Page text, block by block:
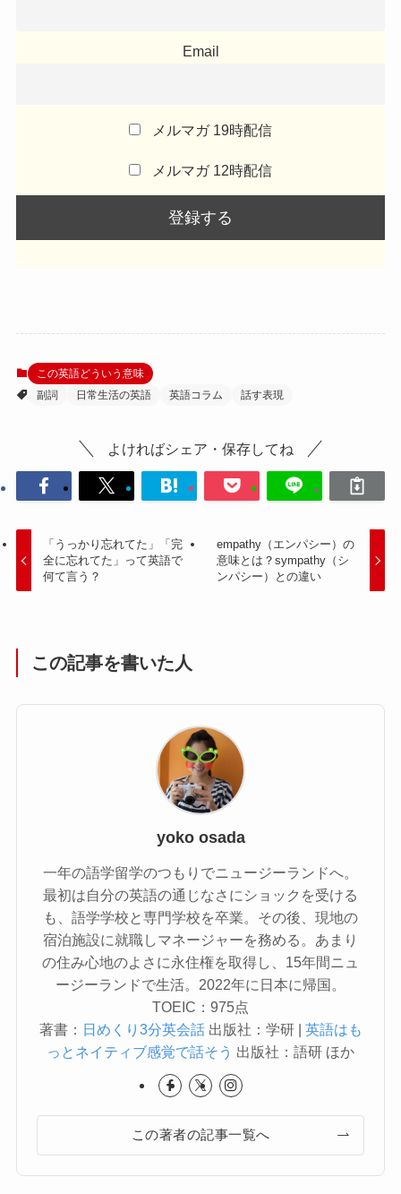
Email
メルマガ 19時配信
メルマガ 12時配信
この英語どういう意味
副詞
日常生活の英語 英語コラム 話す表現
よければシェア・保存してね
「うっかり忘れてた」「完
全に忘れてた」って英語で
何て言う？
empathy（エンパシー）の
意味とは？sympathy（シ
ンパシー）との違い
この記事を書いた人
yoko osada
一年の語学留学のつもりでニュージーランドへ。
最初は自分の英語の通じなさにショックを受ける
も、語学学校と専門学校を卒業。その後、現地の
宿泊施設に就職しマネージャーを務める。あまり
の住み心地のよさに永住権を取得し、15年間ニュ
ージーランドで生活。2022年に日本に帰国。
TOEIC：975点
著書： 日めくり3分英会話出版社：学研 | 英語はも
っとネイティブ感覚で話そう 出版社：語研 ほか
この著者の記事一覧へ